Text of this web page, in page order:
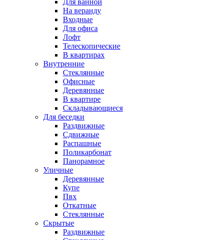
Для ванной
На веранду
Входные
Для офиса
Лофт
Телескопические
В квартирах
Внутренние
Стеклянные
Офисные
Деревянные
В квартире
Складывающиеся
Для беседки
Раздвижные
Сдвижные
Распашные
Поликарбонат
Панорамное
Уличные
Деревянные
Купе
Пвх
Откатные
Стеклянные
Скрытые
Раздвижные